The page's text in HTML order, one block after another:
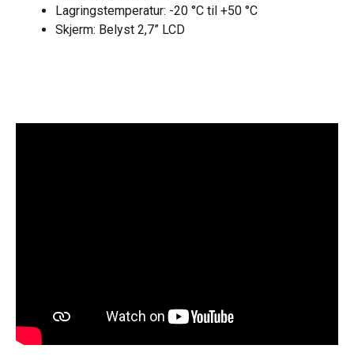
Lagringstemperatur: -20 °C til +50 °C
Skjerm: Belyst 2,7” LCD